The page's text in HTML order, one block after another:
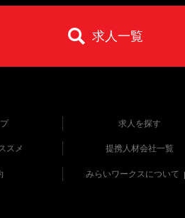
求人一覧
求人を探す
スメ 提携人材会社一覧
みらいワークスについて